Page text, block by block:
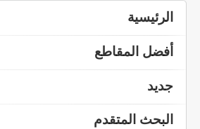
الرئيسية
أفضل المقاطع
جديد
البحث المتقدم